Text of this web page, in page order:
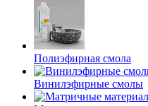
Полиэфирная смола
Винилэфирные смолы